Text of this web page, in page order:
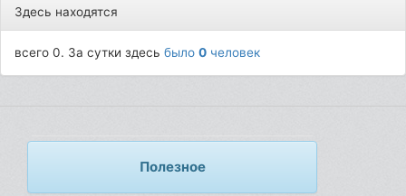
Здесь находятся
всего 0. За сутки здесьбыло0 человек
Полезное